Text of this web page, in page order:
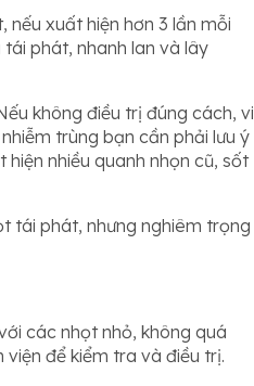
xuất hiện hơn 3 lần mỗi
phát, nhanh lan và lây
không điều trị đúng cách, vi
trùng bạn cần phải lưu ý
nhiều quanh nhọn cũ, sốt
tái phát, nhưng nghiêm trọng
các nhọt nhỏ, không quá
để kiểm tra và điều trị.